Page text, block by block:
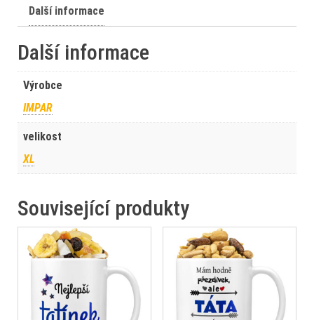
Další informace
Další informace
Výrobce
IMPAR
velikost
XL
Související produkty